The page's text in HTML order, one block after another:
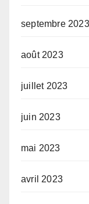
septembre 2023
août 2023
juillet 2023
juin 2023
mai 2023
avril 2023